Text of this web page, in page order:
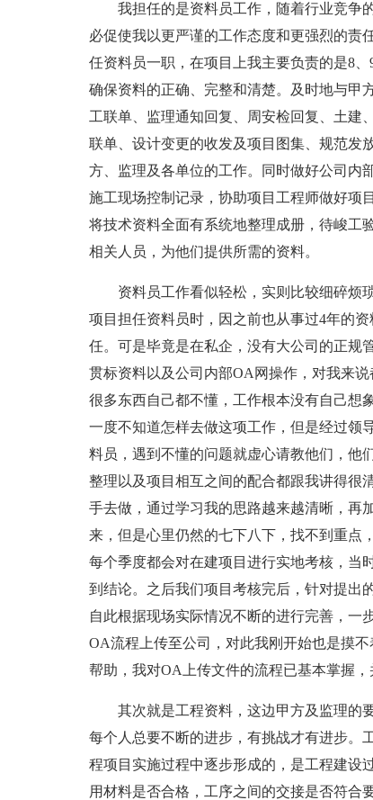
我担任的是资料员工作，随着行业竞争
必促使我以更严谨的工作态度和更强烈的责
任资料员一职，在项目上我主要负责的是8
确保资料的正确、完整和清楚。及时地与甲
工联单、监理通知回复、周安检回复、土建
联单、设计变更的收发及项目图集、规范发
方、监理及各单位的工作。同时做好公司内
施工现场控制记录，协助项目工程师做好项
将技术资料全面有系统地整理成册，待峻工
相关人员，为他们提供所需的资料。
资料员工作看似轻松，实则比较细碎烦
项目担任资料员时，因之前也从事过4年的
任。可是毕竟是在私企，没有大公司的正规
贯标资料以及公司内部OA网操作，对我来
很多东西自己都不懂，工作根本没有自己想
一度不知道怎样去做这项工作，但是经过领
料员，遇到不懂的问题就虚心请教他们，他
整理以及项目相互之间的配合都跟我讲得很
手去做，通过学习我的思路越来越清晰，再
来，但是心里仍然的七下八下，找不到重点
每个季度都会对在建项目进行实地考核，当
到结论。之后我们项目考核完后，针对提出
自此根据现场实际情况不断的进行完善，一
OA流程上传至公司，对此我刚开始也是摸
帮助，我对OA上传文件的流程已基本掌握，
其次就是工程资料，这边甲方及监理的
每个人总要不断的进步，有挑战才有进步。
程项目实施过程中逐步形成的，是工程建设
用材料是否合格，工序之间的交接是否符合